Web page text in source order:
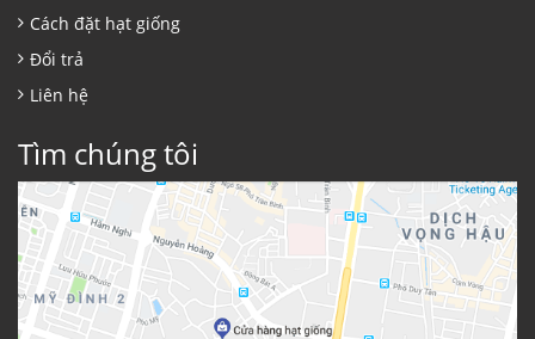
Cách đặt hạt giống
Đổi trả
Liên hệ
Tìm chúng tôi